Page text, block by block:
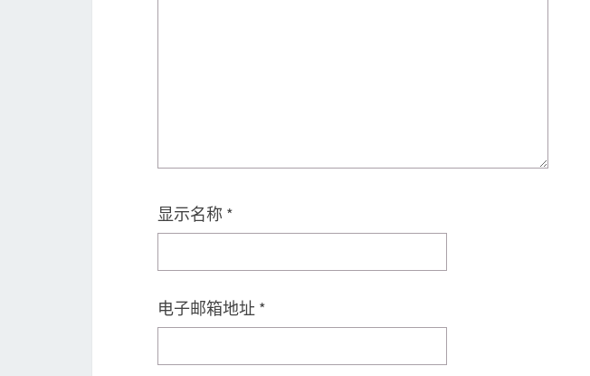
显示名称 *
电子邮箱地址 *